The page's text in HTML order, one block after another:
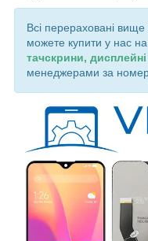
Всі перераховані
можете купити у нас на
тачскрини,
менеджерами за